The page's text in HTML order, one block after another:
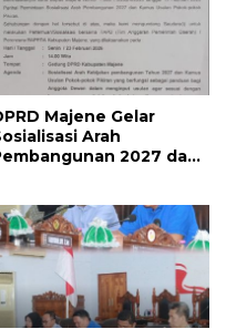
Majene Gelar
Arah
2027 dan